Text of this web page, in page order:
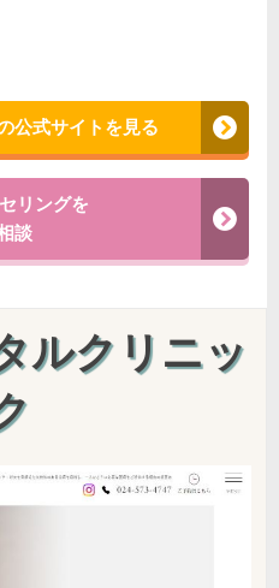
公式サイトを見る
リングを
談
ルクリニッ